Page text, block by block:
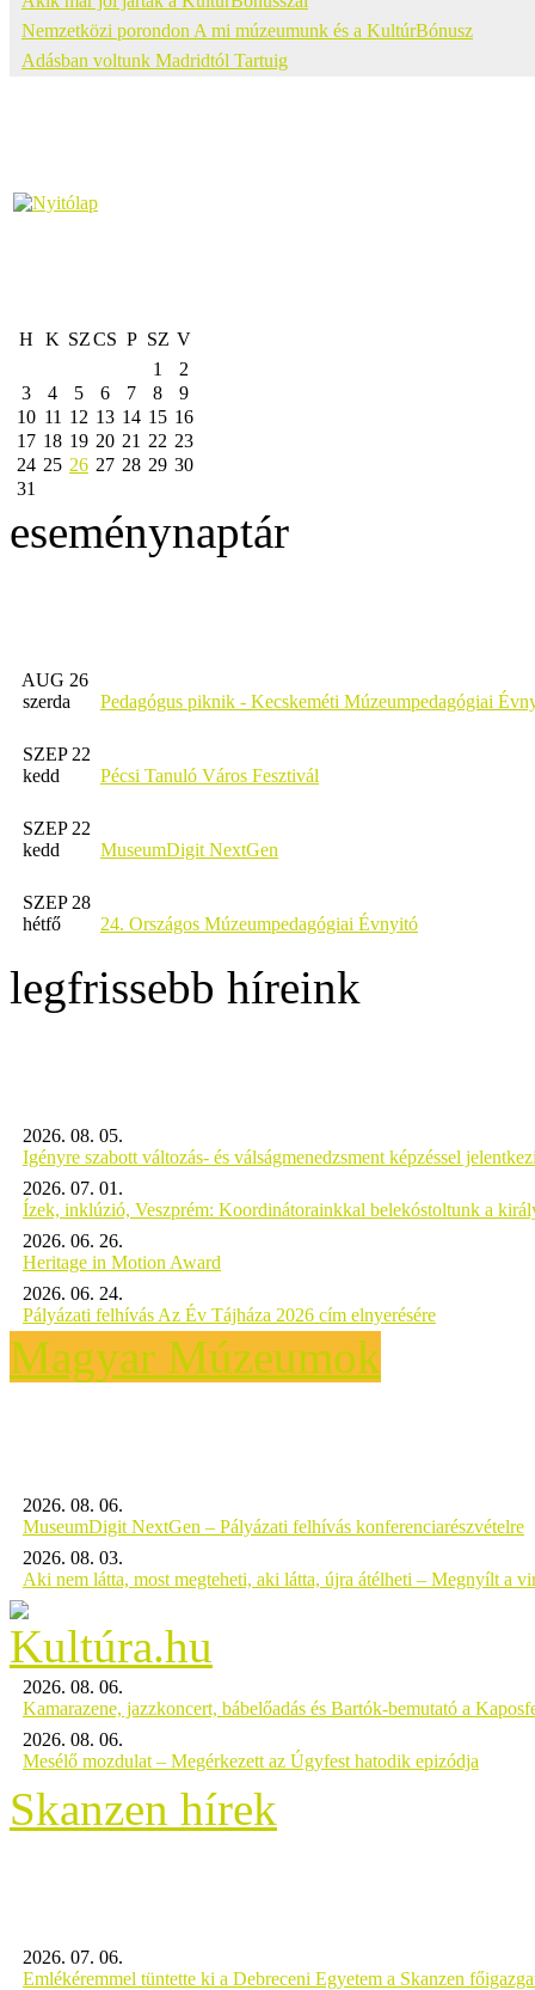
Nemzetközi porondon A mi múzeumunk és a KultúrBónusz
Adásban voltunk Madridtól Tartuig
H K SZCS P SZ V
1
2
3
4 5 6 7 8
9
10 11 12 13 14 15 16
17 18 19 20 21 22 23
24 25 26 27 28 29 30
31
eseménynaptár
AUG 26
szerda
Pedagógus piknik - Kecskeméti Múzeumpedagógiai
SZEP 22
kedd
Pécsi Tanuló Város Fesztivál
SZEP 22
kedd
MuseumDigit NextGen
SZEP 28
hétfő
24. Országos Múzeumpedagógiai Évnyitó
legfrissebb híreink
2026. 08. 05.
Igényre szabott változás- és válságmenedzsment képzéssel
2026. 07. 01.
Ízek, inklúzió, Veszprém: Koordinátorainkkal belekóstoltunk a
2026. 06. 26.
Heritage in Motion Award
2026. 06. 24.
Pályázati felhívás Az Év Tájháza 2026 cím elnyerésére
Magyar Múzeumok
2026. 08. 06.
MuseumDigit NextGen – Pályázati felhívás konferenciarészvételre
2026. 08. 03.
Aki nem látta, most megteheti, aki látta, újra átélheti – Megnyílt a
2026. 08. 06.
Kamarazene, jazzkoncert, bábelőadás és Bartók-bemutató a
2026. 08. 06.
Mesélő mozdulat – Megérkezett az Úgyfest hatodik epizódja
Skanzen hírek
2026. 07. 06.
Emlékéremmel tüntette ki a Debreceni Egyetem a Skanzen